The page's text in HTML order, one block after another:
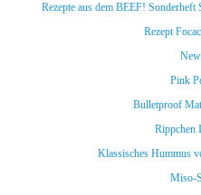
Rezepte aus dem BEEF!
Rezept
Pink
Bulletproof
Rippchen
Klassisches Hummus
Miso-